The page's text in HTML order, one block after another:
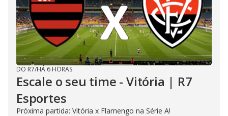
DO R7/HÁ 6 HORAS
Escale o seu time - Vitória | R7
Esportes
Próxima partida: Vitória x Flamengo na Série A!